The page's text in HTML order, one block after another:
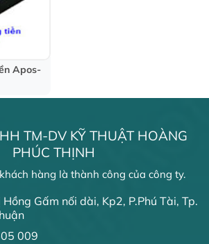
Apos-
TM-DV KỸ THUẬT HOÀNG
PHÚC THỊNH
hàng là thành công của công ty.
Gấm nối dài, Kp2, P.Phú Tài, Tp.
009